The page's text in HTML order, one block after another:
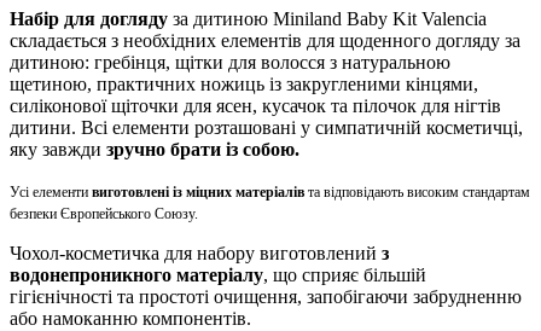
Набір для догляду за дитиною Miniland Baby Kit Valencia
складається з необхідних елементів для щоденного догляду за
дитиною: гребінця, щітки для волосся з натуральною
щетиною, практичних ножиць із закругленими кінцями,
силіконової щіточки для ясен, кусачок та пілочок для нігтів
дитини. Всі елементи розташовані у симпатичній косметичці,
яку завжди зручно брати із собою.
Усі елементи виготовлені із міцних матеріалів та відповідають високим стандартам
безпеки Європейського Союзу.
Чохол-косметичка для набору виготовлений з
водонепроникного матеріалу, що сприяє більшій
гігієнічності та простоті очищення, запобігаючи забрудненню
або намоканню компонентів.